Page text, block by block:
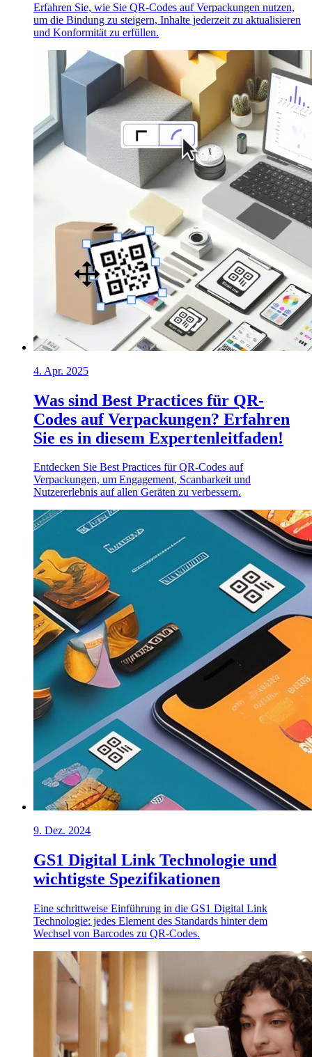
Erfahren Sie, wie Sie QR-Codes auf Verpackungen nutzen,
um die Bindung zu steigern, Inhalte jederzeit zu aktualisieren
und Konformität zu erfüllen.
4. Apr. 2025
Was sind Best Practices für QR-
Codes auf Verpackungen? Erfahren
Sie es in diesem Expertenleitfaden!
Entdecken Sie Best Practices für QR-Codes auf
Verpackungen, um Engagement, Scanbarkeit und
Nutzererlebnis auf allen Geräten zu verbessern.
9. Dez. 2024
GS1 Digital Link Technologie und
wichtigste Spezifikationen
Eine schrittweise Einführung in die GS1 Digital Link
Technologie: jedes Element des Standards hinter dem
Wechsel von Barcodes zu QR-Codes.